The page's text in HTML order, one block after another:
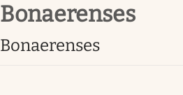
Infotechnology
bonaerenses
bonaerenses